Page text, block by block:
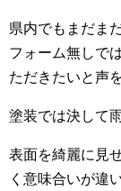
県内でもまだま
フォーム無しで
ただきたいと声
塗装では決して
表面を綺麗に見
く意味合いが違